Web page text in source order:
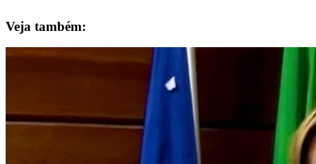
Veja também: